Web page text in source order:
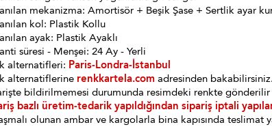
mekanizma: Amortisör + Beşik Şase + Sertlik ayar
kol: Plastik Kollu
ayak: Plastik Ayaklı
süresi - Menşei: 24 Ay - Yerli
alternatifleri: Paris-Londra-İstanbul
alternatiflerine renkkartela.com adresinden bakabilirsiniz.
bildirilmemesi durumunda resimdeki renkte gönderilir
bazlı üretim-tedarik yapıldığından sipariş iptali
olunan ambar ve kargolarla bina kapısında teslimat